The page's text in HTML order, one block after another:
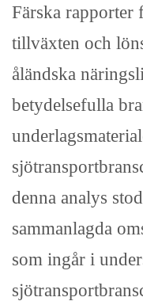
Färska rapporter
tillväxten och
åländska
betydelsefulla
denna analys
sammanlagda
som ingår i